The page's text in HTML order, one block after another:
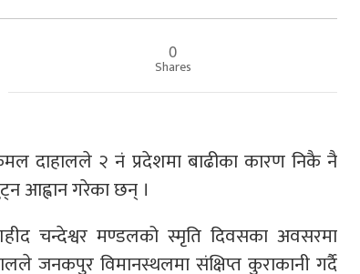
0
Shares
दाहालले २ नं प्रदेशमा बाढीका कारण निकै नै
आह्वान गरेका छन् ।
चन्देश्वर मण्डलको स्मृति दिवसका अवसरमा
जनकपुर विमानस्थलमा संक्षिप्त कुराकानी गर्दै